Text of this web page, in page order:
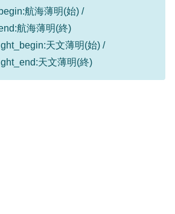
航海薄明(始) /
航海薄明(終)
天文薄明(始) /
天文薄明(終)